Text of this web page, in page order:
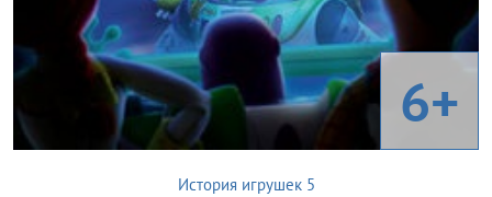
6+
История игрушек 5